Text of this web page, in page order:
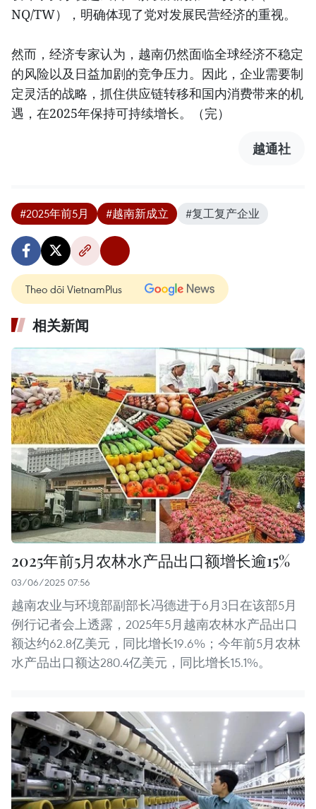
NQ/TW），明确体现了党对发展民营经济的重视。
然而，经济专家认为，越南仍然面临全球经济不稳定
的风险以及日益加剧的竞争压力。因此，企业需要制
定灵活的战略，抓住供应链转移和国内消费带来的机
遇，在2025年保持可持续增长。（完）
越通社
#2025年前5月 #越南新成立 #复工复产企业
Theo dõi VietnamPlus
相关新闻
2025年前5月农林水产品出口额增长逾15%
03/06/2025 07:56
越南农业与环境部副部长冯德进于6月3日在该部5月
例行记者会上透露，2025年5月越南农林水产品出口
额达约62.8亿美元，同比增长19.6%；今年前5月农林
水产品出口额达280.4亿美元，同比增长15.1%。